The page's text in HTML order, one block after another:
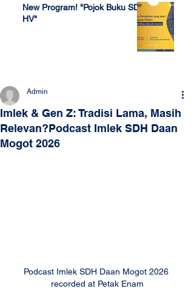
New Program! "Pojok Buku SDH
HV"
Imlek & Gen Z: Tradisi Lama, Masih
Relevan?Podcast Imlek SDH Daan
Mogot 2026
Admin
Podcast Imlek SDH Daan Mogot 2026
recorded at Petak Enam